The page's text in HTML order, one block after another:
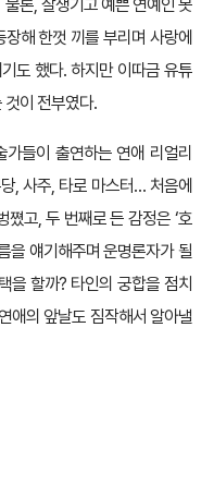
론, 잘생기고 예쁜 연예인 못
해 한껏 끼를 부리며 사랑에
도 했다. 하지만 이따금 유튜
이 전부였다.
들이 출연하는 연애 리얼리
, 사주, 타로 마스터… 처음에
고, 두 번째로 든 감정은 ‘호
을 얘기해주며 운명론자가 될
을 할까? 타인의 궁합을 점치
애의 앞날도 짐작해서 알아낼